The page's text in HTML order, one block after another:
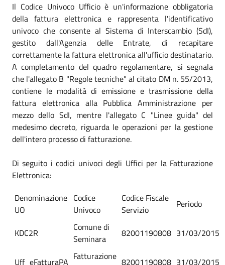
Il Codice Univoco Ufficio è un'informazione obbligatoria
della fattura elettronica e rappresenta l'identificativo
univoco che consente al Sistema di Interscambio (SdI),
gestito dall'Agenzia delle Entrate, di recapitare
correttamente la fattura elettronica all'ufficio destinatario.
A completamento del quadro regolamentare, si segnala
che l'allegato B "Regole tecniche" al citato DM n. 55/2013,
contiene le modalità di emissione e trasmissione della
fattura elettronica alla Pubblica Amministrazione per
mezzo dello SdI, mentre l'allegato C "Linee guida" del
medesimo decreto, riguarda le operazioni per la gestione
dell'intero processo di fatturazione.
Di seguito i codici univoci degli Uffici per la Fatturazione
Elettronica:
Denominazione
UO
Codice
Univoco
Codice Fiscale
Servizio
Periodo
KDC2R
Comune di
Seminara
82001190808 31/03/2015
Uff_eFatturaPA Fatturazione 82001190808 31/03/2015